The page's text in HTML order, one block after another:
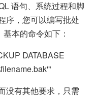
语句、系统过程和脚
序，您可以编写批处
本的命令如下：
DATABASE
没有其他要求，只需